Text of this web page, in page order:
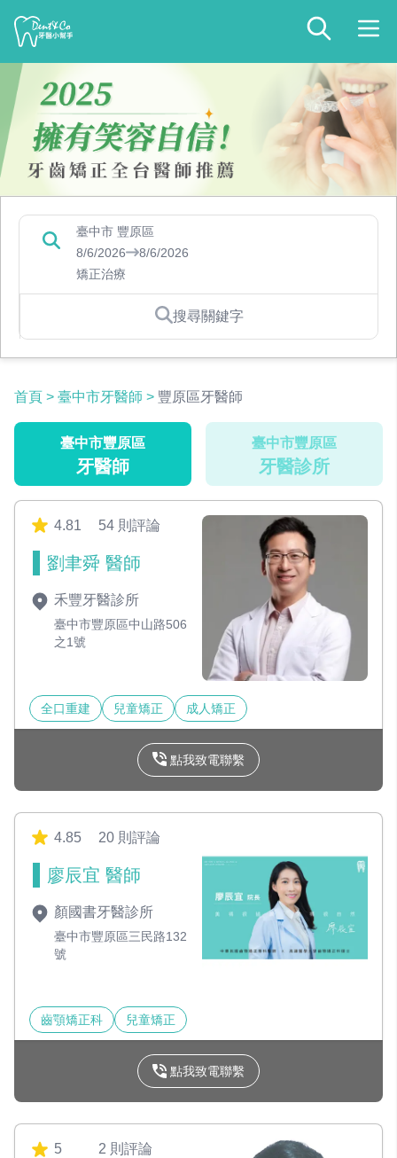
臺中市 豐原區
8/6/2026
8/6/2026
矯正治療
搜尋關鍵字
首頁 > 臺中市牙醫師 > 豐原區牙醫師
臺中市豐原區
牙醫師
臺中市豐原區
牙醫診所
4.81 54 則評論
劉聿舜 醫師
禾豐牙醫診所
臺中市豐原區中山路506
之1號
全口重建 兒童矯正 成人矯正
點我致電聯繫
4.85 20 則評論
廖辰宜 醫師
顏國書牙醫診所
臺中市豐原區三民路132
號
齒顎矯正科 兒童矯正
點我致電聯繫
5 2 則評論